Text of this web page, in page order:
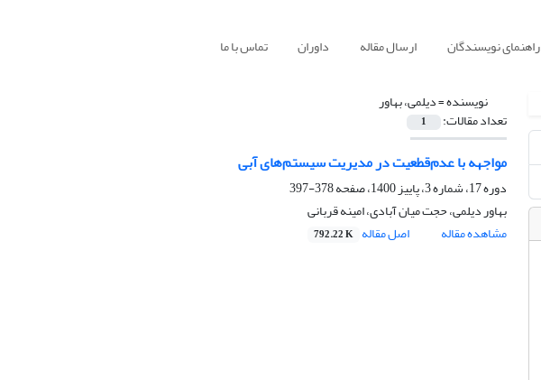
راهنمای نویسندگان ارسال مقاله داوران تماس با ما
نویسنده =دیلمی، بهاور
تعداد مقالات: 1
مواجهه با عدم‌قطعیت در مدیریت سیستم‌های آبی
دوره 17، شماره 3، پاییز 1400، صفحه
378-397
بهاور دیلمی، حجت میان آبادی، امینه قربانی
مشاهده مقاله
اصل مقاله 792.22 K